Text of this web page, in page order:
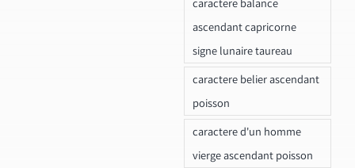
ascendant capricorne
signe lunaire taureau
caractere belier ascendant
poisson
caractere d'un homme
vierge ascendant poisson